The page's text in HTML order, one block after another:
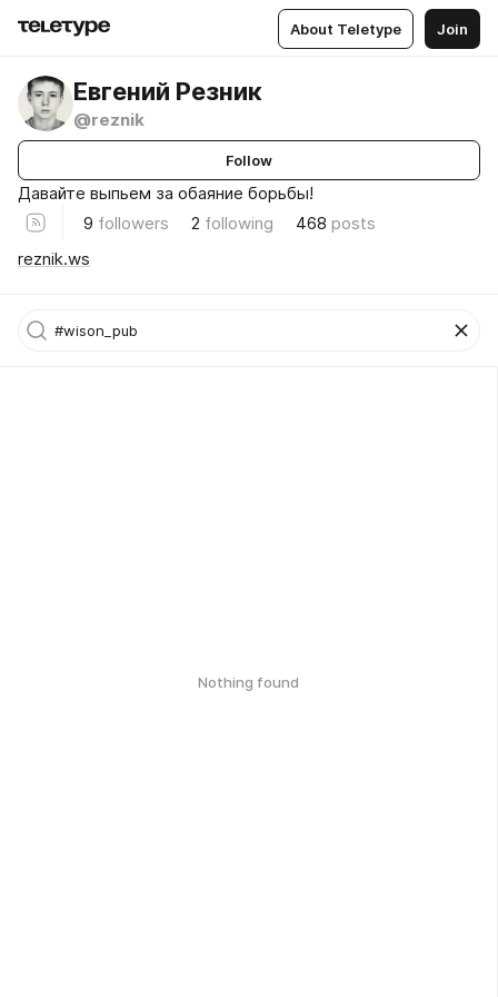
About Teletype Join
Евгений Резник
@reznik
Follow
Давайте выпьем за обаяние борьбы!
9 followers 2 following 468 posts
reznik.ws
Nothing found